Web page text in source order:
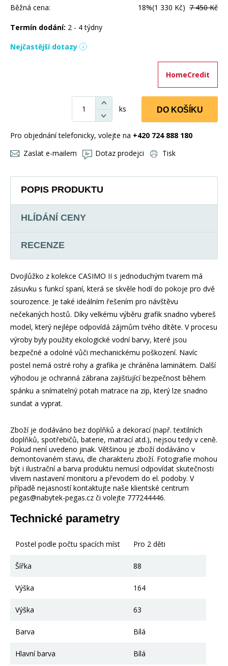
Běžná cena: 18%(1 330 Kč) 7 450 Kč
Termín dodání: 2 - 4 týdny
Nejčastější dotazy
HomeCredit
ks DO KOŠÍKU
Pro objednání telefonicky, volejte na +420 724 888 180
Zaslat e-mailem
Dotaz prodejci Tisk
POPIS PRODUKTU
HLÍDÁNÍ CENY
RECENZE
Dvojlůžko z kolekce CASIMO II s jednoduchým tvarem má
zásuvku s funkcí spaní, která se skvěle hodí do pokoje pro dvě
sourozence. Je také ideálním řešením pro návštěvu
nečekaných hostů. Díky velkému výběru grafik snadno vybereš
model, který nejlépe odpovídá zájmům tvého dítěte. V procesu
výroby byly použity ekologické vodní barvy, které jsou
bezpečné a odolné vůči mechanickému poškození. Navíc
postel nemá ostré rohy a grafika je chráněna laminátem. Další
výhodou je ochranná zábrana zajišťující bezpečnost během
spánku a snímatelný potah matrace na zip, který lze snadno
sundat a vyprat.
Zboží je dodáváno bez doplňků a dekorací (např. textilních
doplňků, spotřebičů, baterie, matrací atd.), nejsou tedy v ceně.
Pokud není uvedeno jinak. Většinou je zboží dodáváno v
demontovaném stavu, dle charakteru zboží. Fotografie mohou
být i ilustrační a barva produktu nemusí odpovídat skutečnosti
vlivem nastavení monitoru a převodem do el. podoby. V
případě nejasností kontaktujte naše klientské centrum
pegas@nabytek-pegas.cz či volejte 777244446.
Technické parametry
Postel podle počtu spacích míst Pro 2 děti
Šířka 88
Výška 164
Výška 63
Barva Bílá
Hlavní barva Bílá